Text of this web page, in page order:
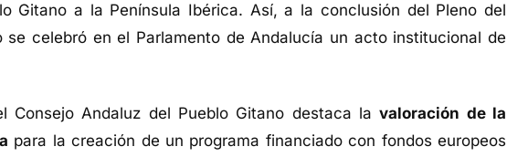
Gitano a la Península Ibérica. Así, a la conclusión del Pleno del
se celebró en el Parlamento de Andalucía un acto institucional de
Consejo Andaluz del Pueblo Gitano destaca lavaloración de la
para la creación de un programa financiado con fondos europeos